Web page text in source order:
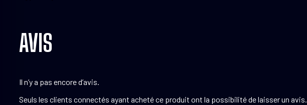
AVIS
Il n’y a pas encore d’avis.
Seuls les clients connectés ayant acheté ce produit ont la possibilité de laisser un avis.